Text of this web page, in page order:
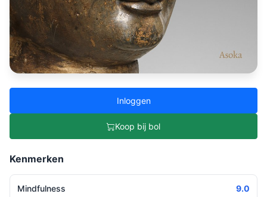
Inloggen
Koop bij bol
Kenmerken
Mindfulness 9.0